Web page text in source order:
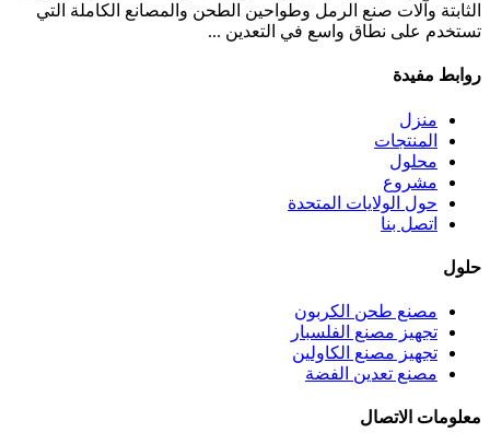
الثابتة وآلات صنع الرمل وطواحين الطحن والمصانع الكاملة التي
تستخدم على نطاق واسع في التعدين ...
روابط مفيدة
منزل
المنتجات
محلول
مشروع
حول الولايات المتحدة
اتصل بنا
حلول
مصنع طحن الكربون
تجهيز مصنع الفلسبار
تجهيز مصنع الكاولين
مصنع تعدين الفضة
معلومات الاتصال